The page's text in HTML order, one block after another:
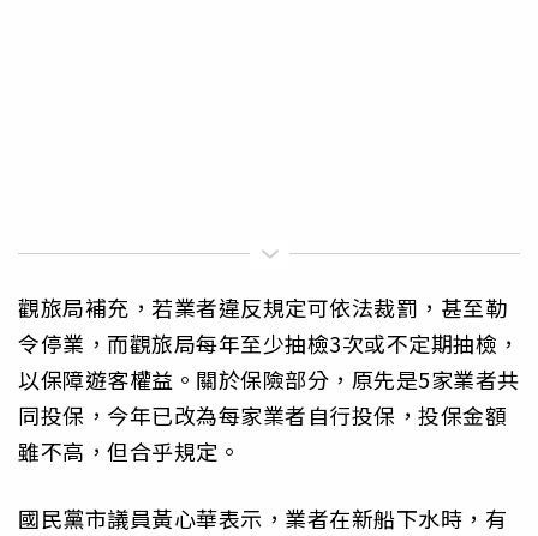
觀旅局補充，若業者違反規定可依法裁罰，甚至勒
令停業，而觀旅局每年至少抽檢3次或不定期抽檢，
以保障遊客權益。關於保險部分，原先是5家業者共
同投保，今年已改為每家業者自行投保，投保金額
雖不高，但合乎規定。
國民黨市議員黃心華表示，業者在新船下水時，有